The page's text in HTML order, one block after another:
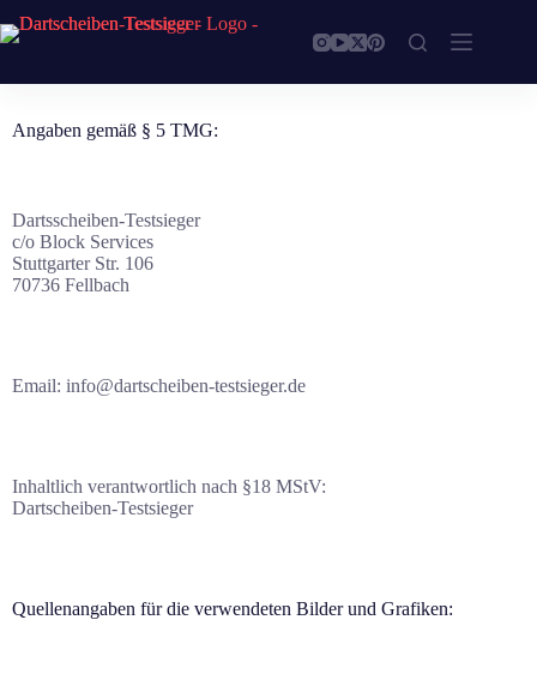
Angaben gemäß § 5 TMG:
Dartsscheiben-Testsieger
c/o Block Services
Stuttgarter Str. 106
70736 Fellbach
Email: info@dartscheiben-testsieger.de
Inhaltlich verantwortlich nach §18 MStV:
Dartscheiben-Testsieger
Quellenangaben für die verwendeten Bilder und Grafiken: